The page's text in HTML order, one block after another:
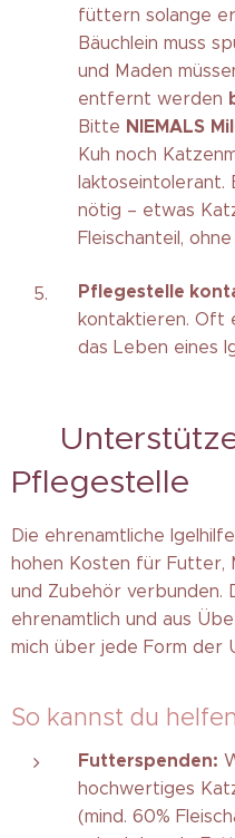
füttern solange
Bäuchlein muss
und Maden
entfernt werden
Bitte NIEMALS
Kuh noch
laktoseintolerant.
nötig – etwas
Fleischanteil,
Pflegestelle
kontaktieren. Oft
das Leben eines
🤝
Pflegestelle
Die ehrenamtliche
hohen Kosten für Futter,
und Zubehör verbunden.
ehrenamtlich und aus
mich über jede Form der
So kannst du
Futterspenden:
hochwertiges
(mind. 60%